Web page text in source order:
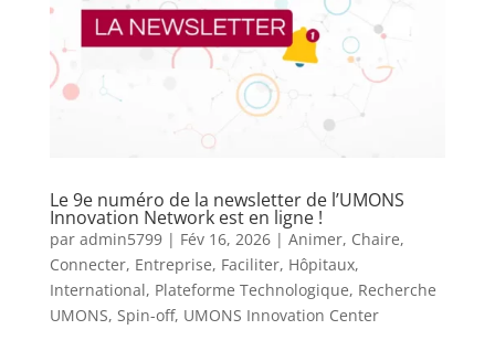
Le 9e numéro de la newsletter de l’UMONS
Innovation Network est en ligne !
par admin5799| Fév 16, 2026| Animer, Chaire,
Connecter, Entreprise, Faciliter, Hôpitaux,
International, Plateforme Technologique, Recherche
UMONS, Spin-off, UMONS Innovation Center